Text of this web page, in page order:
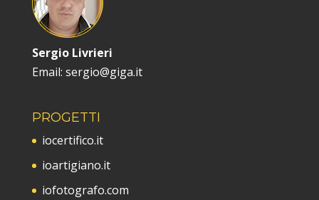
Sergio Livrieri
Email: sergio@giga.it
PROGETTI
iocertifico.it
ioartigiano.it
iofotografo.com